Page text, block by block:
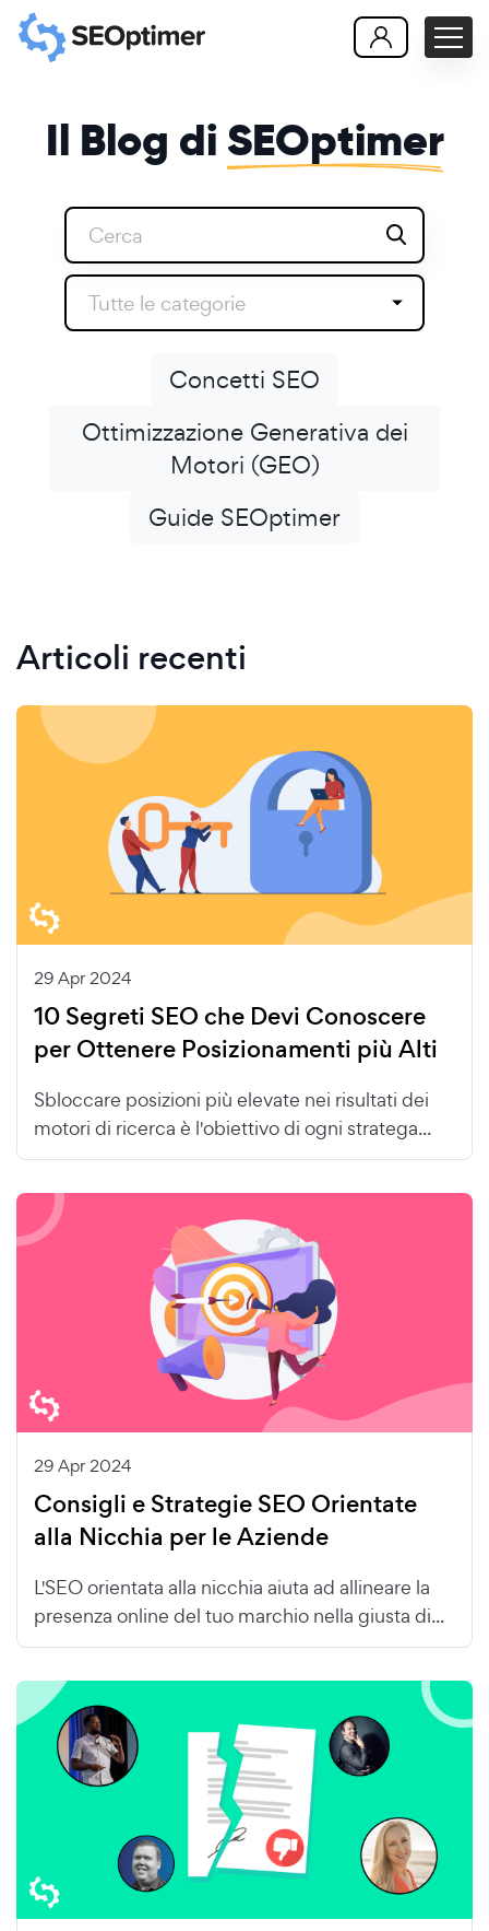
Il Blog di SEOptimer
Tutte le categorie
Concetti SEO
Ottimizzazione Generativa dei
Motori (GEO)
Guide SEOptimer
Articoli recenti
29 Apr 2024
10 Segreti SEO che Devi Conoscere
per Ottenere Posizionamenti più Alti
Sbloccare posizioni più elevate nei risultati dei
motori di ricerca è l'obiettivo di ogni stratega...
29 Apr 2024
Consigli e Strategie SEO Orientate
alla Nicchia per le Aziende
L'SEO orientata alla nicchia aiuta ad allineare la
presenza online del tuo marchio nella giusta di...